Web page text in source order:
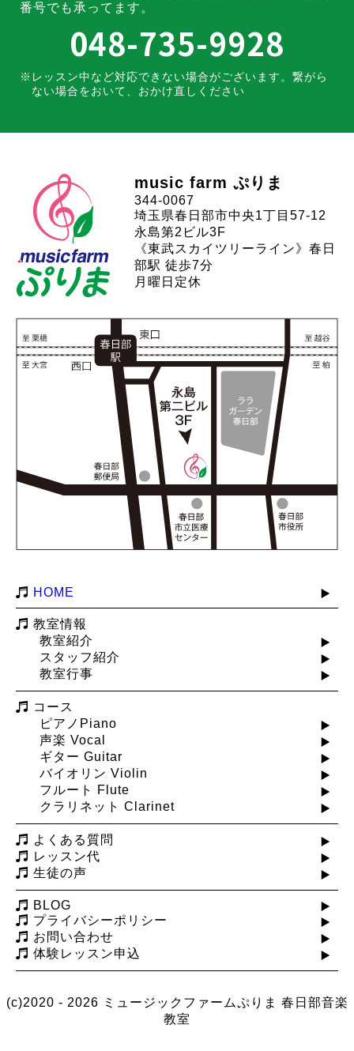
番号でも承ってます。
048-735-9928
レッスン中など対応できない場合がございます。 繋がら
ない場合をおいて、おかけ直しください
music farm ぷりま
344-0067
埼玉県春日部市中央1丁目57-12
永島第2ビル3F
《東武スカイツリーライン》春日
部駅 徒歩7分
月曜日定休
HOME
教室情報
教室紹介
スタッフ紹介
教室行事
コース
ピアノPiano
声楽 Vocal
ギター Guitar
バイオリン Violin
フルート Flute
クラリネット Clarinet
よくある質問
レッスン代
生徒の声
BLOG
プライバシーポリシー
お問い合わせ
体験レッスン申込
(c)2020 - 2026 ミュージックファームぷりま 春日部音楽
教室